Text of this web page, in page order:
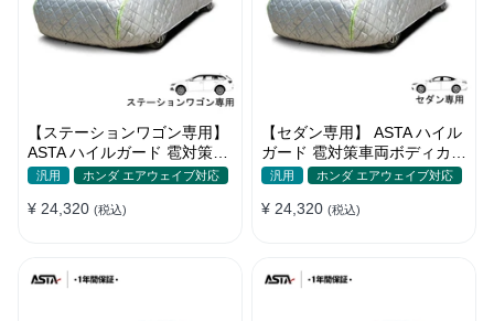
【ステーションワゴン専用】
ASTA ハイルガード 雹対策車
両ボディカバー 5層構造 雹対
厚 防風ロープ付き
汎用 ホンダ エアウェイブ対応
¥ 24,320 (税込)
【セダン専用】 ASTA ハイル
ガード 雹対策車両ボディカバ
ー 5層構造 雹対策 厚手 凍結
プ付きボディカバー
汎用 ホンダ エアウェイブ対応
¥ 24,320 (税込)